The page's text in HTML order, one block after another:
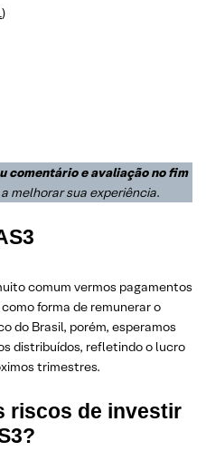
)
comentário e avaliação no fim
melhorar sua experiência.
comum vermos pagamentos
forma de remunerar o
do Brasil, porém, esperamos
distribuídos, refletindo o lucro
trimestres.
riscos de investir